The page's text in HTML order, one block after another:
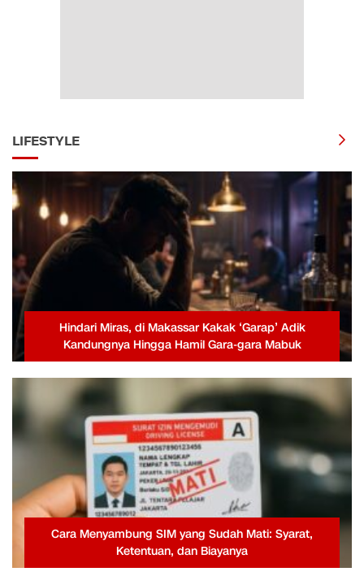
LIFESTYLE
Hindari Miras, di Makassar Kakak ‘Garap’ Adik
Kandungnya Hingga Hamil Gara-gara Mabuk
Cara Menyambung SIM yang Sudah Mati: Syarat,
Ketentuan, dan Biayanya